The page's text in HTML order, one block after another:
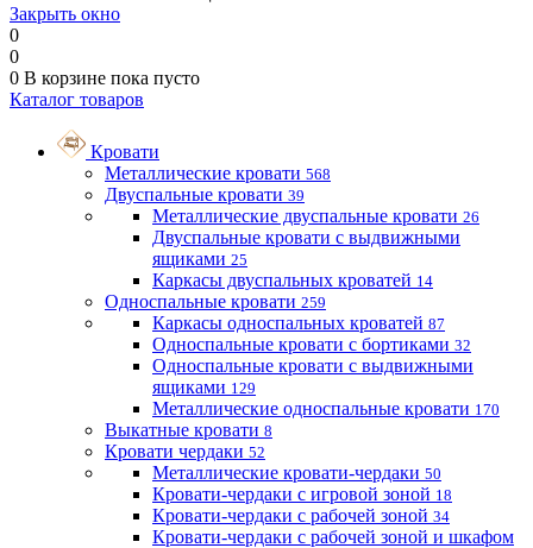
Закрыть окно
0
0
0 В корзине пока пусто
Каталог товаров
Кровати
Металлические кровати 568
Двуспальные кровати 39
Металлические двуспальные кровати 26
Двуспальные кровати с выдвижными
ящиками 25
Каркасы двуспальных кроватей 14
Односпальные кровати 259
Каркасы односпальных кроватей 87
Односпальные кровати с бортиками 32
Односпальные кровати с выдвижными
ящиками 129
Металлические односпальные кровати 170
Выкатные кровати 8
Кровати чердаки 52
Металлические кровати-чердаки 50
Кровати-чердаки с игровой зоной 18
Кровати-чердаки с рабочей зоной 34
Кровати-чердаки с рабочей зоной и шкафом